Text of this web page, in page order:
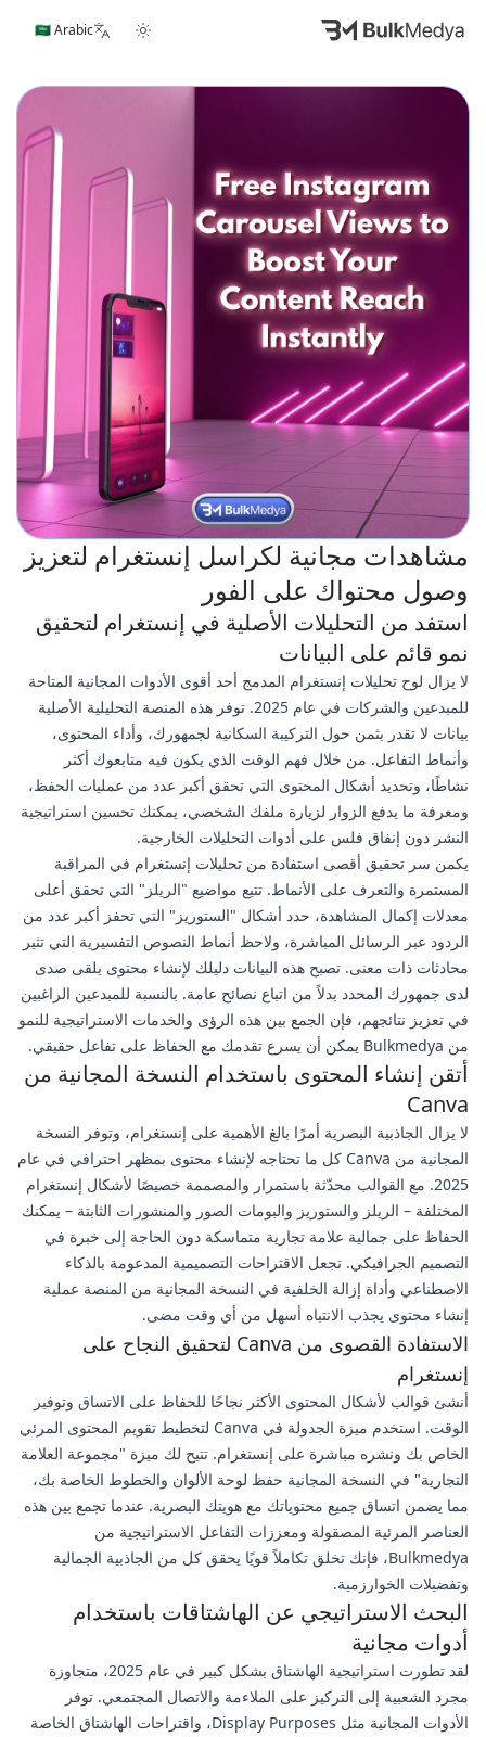
🇸🇦 Arabic
مشاهدات مجانية لكراسل إنستغرام لتعزيز
وصول محتواك على الفور
استفد من التحليلات الأصلية في إنستغرام لتحقيق
نمو قائم على البيانات
لا يزال لوح تحليلات إنستغرام المدمج أحد أقوى الأدوات المجانية المتاحة
للمبدعين والشركات في عام 2025. توفر هذه المنصة التحليلية الأصلية
بيانات لا تقدر بثمن حول التركيبة السكانية لجمهورك، وأداء المحتوى،
وأنماط التفاعل. من خلال فهم الوقت الذي يكون فيه متابعوك أكثر
نشاطًا، وتحديد أشكال المحتوى التي تحقق أكبر عدد من عمليات الحفظ،
ومعرفة ما يدفع الزوار لزيارة ملفك الشخصي، يمكنك تحسين استراتيجية
النشر دون إنفاق فلس على أدوات التحليلات الخارجية.
يكمن سر تحقيق أقصى استفادة من تحليلات إنستغرام في المراقبة
المستمرة والتعرف على الأنماط. تتبع مواضيع "الريلز" التي تحقق أعلى
معدلات إكمال المشاهدة، حدد أشكال "الستوريز" التي تحفز أكبر عدد من
الردود عبر الرسائل المباشرة، ولاحظ أنماط النصوص التفسيرية التي تثير
محادثات ذات معنى. تصبح هذه البيانات دليلك لإنشاء محتوى يلقى صدى
لدى جمهورك المحدد بدلاً من اتباع نصائح عامة. بالنسبة للمبدعين الراغبين
في تعزيز نتائجهم، فإن الجمع بين هذه الرؤى والخدمات الاستراتيجية للنمو
من Bulkmedya يمكن أن يسرع تقدمك مع الحفاظ على تفاعل حقيقي.
أتقن إنشاء المحتوى باستخدام النسخة المجانية من
Canva
لا يزال الجاذبية البصرية أمرًا بالغ الأهمية على إنستغرام، وتوفر النسخة
المجانية من Canva كل ما تحتاجه لإنشاء محتوى بمظهر احترافي في عام
2025. مع القوالب محدّثة باستمرار والمصممة خصيصًا لأشكال إنستغرام
المختلفة – الريلز والستوريز والبومات الصور والمنشورات الثابتة – يمكنك
الحفاظ على جمالية علامة تجارية متماسكة دون الحاجة إلى خبرة في
التصميم الجرافيكي. تجعل الاقتراحات التصميمية المدعومة بالذكاء
الاصطناعي وأداة إزالة الخلفية في النسخة المجانية من المنصة عملية
إنشاء محتوى يجذب الانتباه أسهل من أي وقت مضى.
الاستفادة القصوى من Canva لتحقيق النجاح على
إنستغرام
أنشئ قوالب لأشكال المحتوى الأكثر نجاحًا للحفاظ على الاتساق وتوفير
الوقت. استخدم ميزة الجدولة في Canva لتخطيط تقويم المحتوى المرئي
الخاص بك ونشره مباشرة على إنستغرام. تتيح لك ميزة "مجموعة العلامة
التجارية" في النسخة المجانية حفظ لوحة الألوان والخطوط الخاصة بك،
مما يضمن اتساق جميع محتوياتك مع هويتك البصرية. عندما تجمع بين هذه
العناصر المرئية المصقولة ومعززات التفاعل الاستراتيجية من
Bulkmedya، فإنك تخلق تكاملاً قويًا يحقق كل من الجاذبية الجمالية
وتفضيلات الخوارزمية.
البحث الاستراتيجي عن الهاشتاقات باستخدام
أدوات مجانية
لقد تطورت استراتيجية الهاشتاق بشكل كبير في عام 2025، متجاوزة
مجرد الشعبية إلى التركيز على الملاءمة والاتصال المجتمعي. توفر
الأدوات المجانية مثل Display Purposes، واقتراحات الهاشتاق الخاصة